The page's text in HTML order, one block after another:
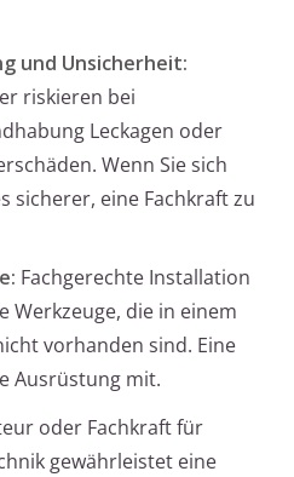
und Unsicherheit:
riskieren bei
Leckagen oder
Wenn Sie sich
sicherer, eine Fachkraft zu
Fachgerechte Installation
Werkzeuge, die in einem
vorhanden sind. Eine
Ausrüstung mit.
oder Fachkraft für
gewährleistet eine